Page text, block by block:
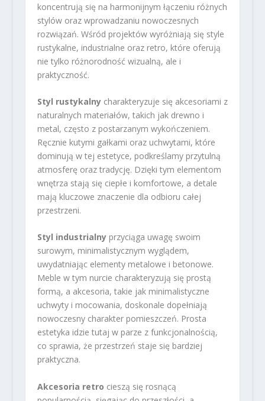
koncentrują się na harmonijnym łączeniu różnych
stylów oraz wprowadzaniu nowoczesnych
rozwiązań. Wśród projektów wyróżniają się style
rustykalne, industrialne oraz retro, które oferują
nie tylko różnorodność wizualną, ale i
praktyczność.
Styl rustykalnycharakteryzuje się akcesoriami z
naturalnych materiałów, takich jak drewno i
metal, często z postarzanym wykończeniem.
Ręcznie kutymi gałkami oraz uchwytami, które
dominują w tej estetyce, podkreślamy przytulną
atmosferę oraz tradycję. Dzięki tym elementom
wnętrza stają się ciepłe i komfortowe, a detale
mają kluczowe znaczenie dla odbioru całej
przestrzeni.
Styl industrialnyprzyciąga uwagę swoim
surowym, minimalistycznym wyglądem,
uwydatniając elementy metalowe i betonowe.
Meble w tym nurcie charakteryzują się prostą
formą, a akcesoria, takie jak minimalistyczne
uchwyty i mocowania, doskonale dopełniają
nowoczesny charakter pomieszczeń. Prosta
estetyka idzie tutaj w parze z funkcjonalnością,
co sprawia, że przestrzeń staje się bardziej
praktyczna.
Akcesoria retro cieszą się rosnącą